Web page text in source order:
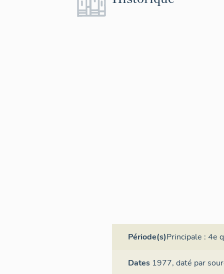
Période(s)Principale : 4e
Dates 1977, daté par